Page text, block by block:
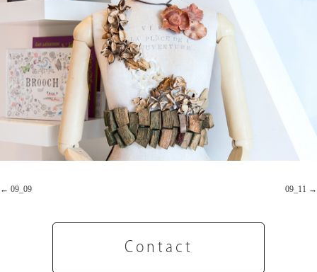
09_09 09_11
Contact